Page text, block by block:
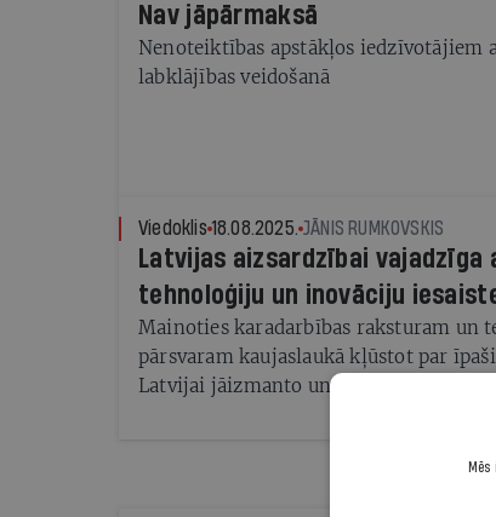
Nav jāpārmaksā
Nenoteiktības apstākļos iedzīvotājiem
labklājības veidošanā
Viedoklis 18.08.2025. JĀNIS RUMKOVSKIS
Latvijas aizsardzībai vajadzīga
tehnoloģiju un inovāciju
Mainoties karadarbības raksturam un
pārsvaram kaujaslaukā kļūstot par
Latvijai jāizmanto un jāatbalsta